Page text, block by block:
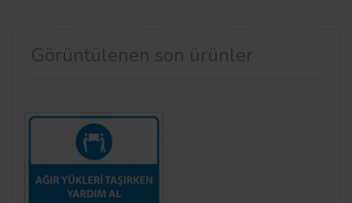
Görüntülenen son ürünler